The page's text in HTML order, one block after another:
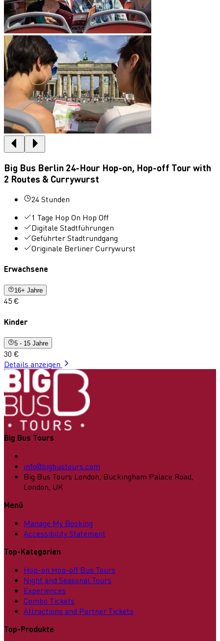
Big Bus Berlin 24-Hour Hop-on, Hop-off Tour with
2 Routes & Currywurst
24 Stunden
1 Tage Hop On Hop Off
Digitale Stadtführungen
Geführter Stadtrundgang
Originale Berliner Currywurst
Erwachsene
16+ Jahre
45 €
Kinder
5 - 15 Jahre
30 €
Details anzeigen
Big Bus Tours
info@bigbustours.com
Big Bus Tours London, Buckingham Palace Road,
London, UK
Menü
Manage My Booking
Accessibility Statement
Top-Kategorien
Hop-on Hop-off Bus Tours
Night and Seasonal Tours
Experiences
Combo Tickets
Attractions and Partner Tickets
Top-Produkte